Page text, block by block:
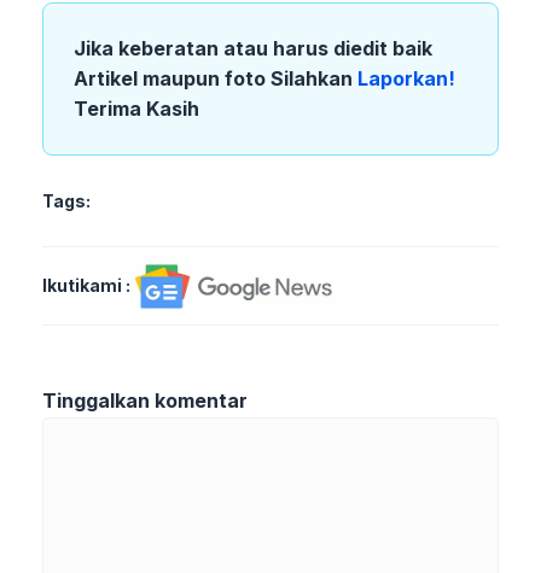
Jika keberatan atau harus diedit baik
Artikel maupun foto Silahkan Laporkan!
Terima Kasih
Tags:
Ikutikami :
Tinggalkan komentar